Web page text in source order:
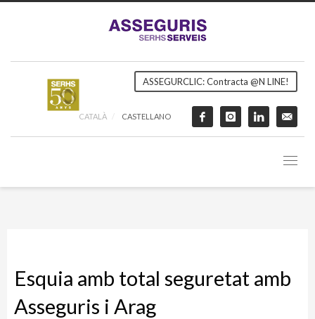
ASSEGURCLIC: Contracta @N LINE!
CATALÀ CASTELLANO
Esquia amb total seguretat amb
Asseguris i Arag